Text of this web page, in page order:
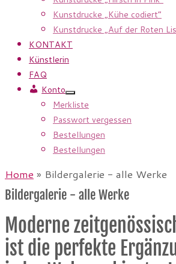
Kunstdrucke „Kühe codiert”
Kunstdrucke „Auf der Roten
KONTAKT
Künstlerin
FAQ
Konto
Merkliste
Passwort vergessen
Bestellungen
Bestellungen
Home » Bildergalerie - alle Werke
Bildergalerie - alle Werke
Moderne
ist die perfekte